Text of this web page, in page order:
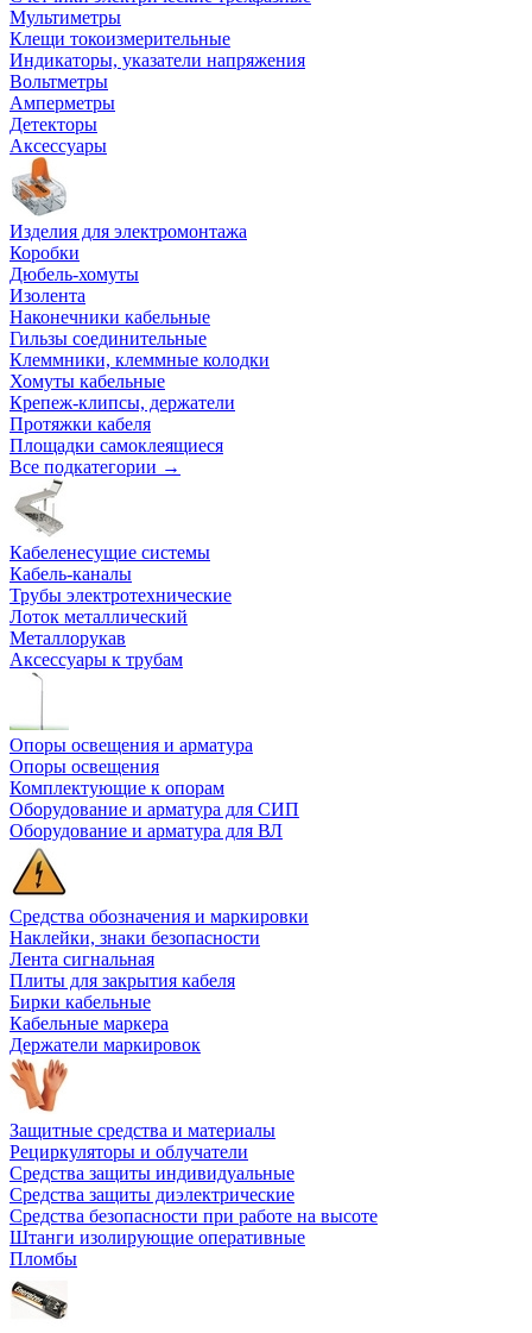
Мультиметры
Клещи токоизмерительные
Индикаторы, указатели напряжения
Вольтметры
Амперметры
Детекторы
Аксессуары
Изделия для электромонтажа
Коробки
Дюбель-хомуты
Изолента
Наконечники кабельные
Гильзы соединительные
Клеммники, клеммные колодки
Хомуты кабельные
Крепеж-клипсы, держатели
Протяжки кабеля
Площадки самоклеящиеся
Все подкатегории →
Кабеленесущие системы
Кабель-каналы
Трубы электротехнические
Лоток металлический
Металлорукав
Аксессуары к трубам
Опоры освещения и арматура
Опоры освещения
Комплектующие к опорам
Оборудование и арматура для СИП
Оборудование и арматура для ВЛ
Средства обозначения и маркировки
Наклейки, знаки безопасности
Лента сигнальная
Плиты для закрытия кабеля
Бирки кабельные
Кабельные маркера
Держатели маркировок
Защитные средства и материалы
Рециркуляторы и облучатели
Средства защиты индивидуальные
Средства защиты диэлектрические
Средства безопасности при работе на высоте
Штанги изолирующие оперативные
Пломбы